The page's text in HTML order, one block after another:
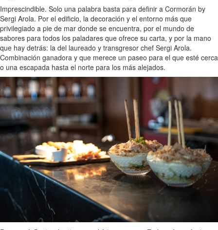
Imprescindible. Solo una palabra basta para definir a Cormorán by
Sergi Arola. Por el edificio, la decoración y el entorno más que
privilegiado a pie de mar donde se encuentra, por el mundo de
sabores para todos los paladares que ofrece su carta, y por la mano
que hay detrás: la del laureado y transgresor chef Sergi Arola.
Combinación ganadora y que merece un paseo para el que esté cerca
o una escapada hasta el norte para los más alejados.